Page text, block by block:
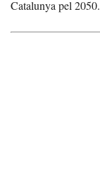
Catalunya pel 2050.